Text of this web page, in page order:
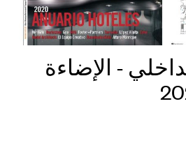
- الإضاءة